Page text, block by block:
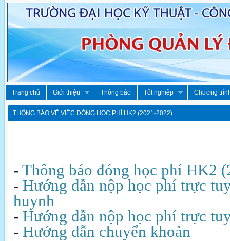
Trang chủ Giới thiệu Thông báo Tốt nghiệp Chương
THÔNG BÁO VỀ VIỆC ĐÓNG HỌC PHÍ HK2 (2021-2022)
- Thông báo đóng học phí HK2
- Hướng dẫn nộp học phí trực
huynh
- Hướng dẫn nộp học phí trực
- Hướng dẫn chuyển khoản